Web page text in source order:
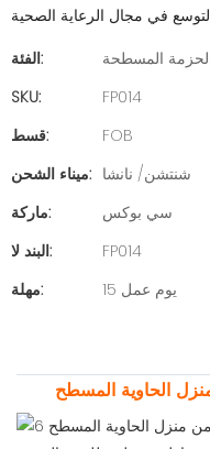
الفئة:
المسطحة
SKU:
FP014
قسط:
FOB
ميناء الشحن: شنتشن/ نانشا
ماركة:
سي بوكس
البند لا:
FP014
مهلة:
15 يوم عمل
الحاوية المسطح